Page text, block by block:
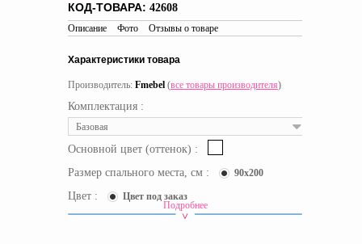
КОД-ТОВАРА: 42608
Описание Фото Отзывы о товаре
Характеристики товара
Производитель: Fmebel (все товары производителя)
Комплектация :
Базовая
Основной цвет (оттенок) :
Размер спального места, см :
90x200
Цвет : Цвет под заказ
Ступеньки-лестница
Подробнее